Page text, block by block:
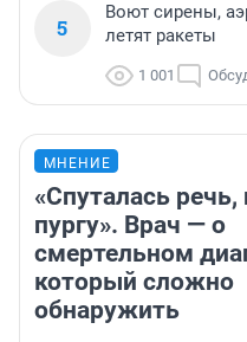
5
Воют сирены,
летят ракеты
1 001
МНЕНИЕ
«Спуталась речь,
пургу». Врач — о
смертельном
который сложно
обнаружить